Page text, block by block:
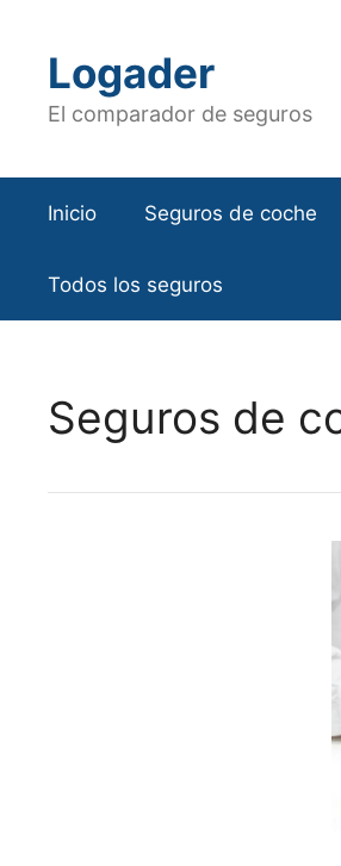
contenidoLogader
El comparador de seguros
Inicio Seguros de coche
Todos los seguros
Seguros de